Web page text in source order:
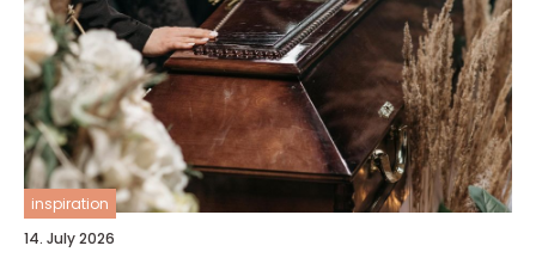
inspiration
14. July 2026